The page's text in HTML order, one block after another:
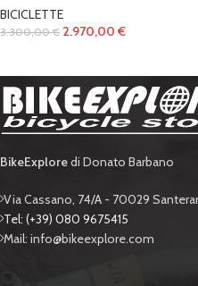
BICICLETTE
3.300,00€ 2.970,00 €
BikeExploredi Donato Barbano
Via Cassano, 74/A - 70029
Tel: (+39) 080 9675415
Mail: info@bikeexplore.com